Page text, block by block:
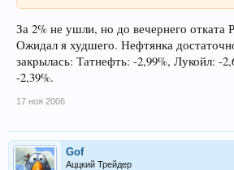
За 2% не ушли, но до вечернего отката
Ожидал я худшего. Нефтянка
закрылась: Татнефть: -2,99%, Лукойл: -
-2,39%.
17 ноя 2006
Gof
Аццкий Трейдер